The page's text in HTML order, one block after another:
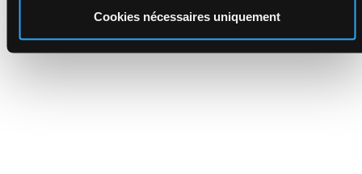
Cookies nécessaires uniquement